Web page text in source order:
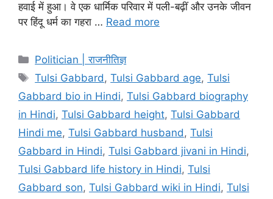
हवाई में हुआ। वे एक धार्मिक परिवार में पली-बढ़ीं और उनके जीवन
पर हिंदू धर्म का गहरा … Read more
Categories
Politician | राजनीतिज्ञ
Tags
Tulsi Gabbard,Tulsi Gabbard age,Tulsi
Gabbard bio in Hindi, Tulsi Gabbard biography
in Hindi, Tulsi Gabbard height, Tulsi Gabbard
Hindi me, Tulsi Gabbard husband, Tulsi
Gabbard in Hindi, Tulsi Gabbard jivani in Hindi,
Tulsi Gabbard life history in Hindi, Tulsi
Gabbard son, Tulsi Gabbard wiki in Hindi, Tulsi